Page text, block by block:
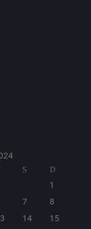
S D
1
7
8
14
15